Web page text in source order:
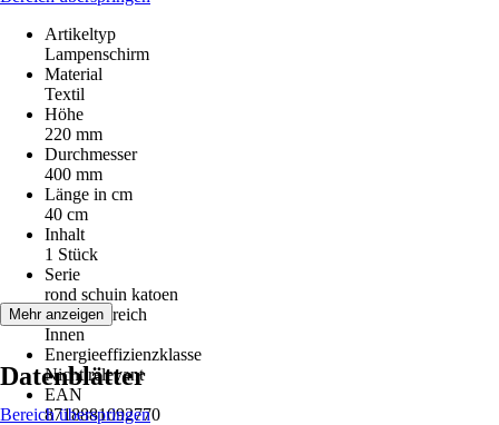
Artikeltyp
Lampenschirm
Material
Textil
Höhe
220 mm
Durchmesser
400 mm
Länge in cm
40 cm
Inhalt
1 Stück
Serie
rond schuin katoen
Einsatzbereich
Innen
Energieeffizienzklasse
Nicht relevant
EAN
8718881092770
Mehr anzeigen
Datenblätter
Bereich überspringen